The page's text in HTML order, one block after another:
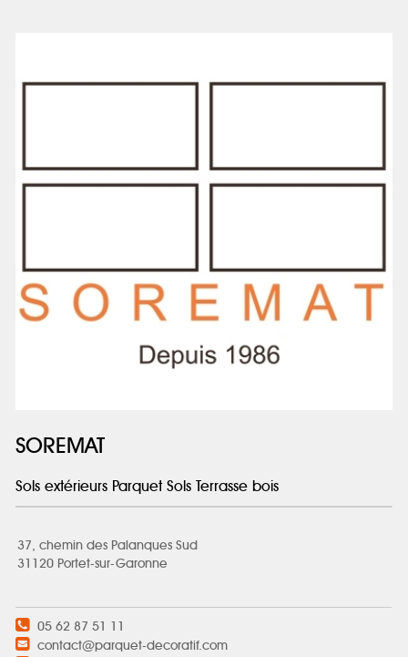
SOREMAT
Sols extérieurs Parquet Sols Terrasse bois
37, chemin des Palanques Sud
31120 Portet-sur-Garonne
05 62 87 51 11
contact@parquet-decoratif.com